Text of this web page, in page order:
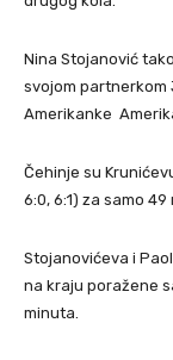
Nina Stojanović
svojom partnerkom
Amerikanke
Čehinje su
6:0, 6:1) za samo 49
Stojanovićeva i
na kraju poražene
minuta.